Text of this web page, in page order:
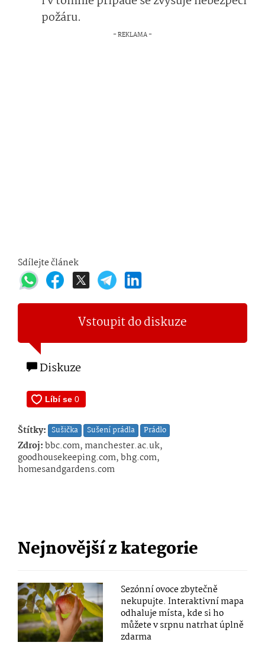
požáru.
Sdílejte článek
Vstoupit do diskuze
Diskuze
Štítky: Sušička Sušení prádla Prádlo
Zdroj:bbc.com, manchester.ac.uk,
goodhousekeeping.com, bhg.com,
homesandgardens.com
Nejnovější z kategorie
Sezónní ovoce zbytečně
nekupujte. Interaktivní mapa
odhaluje místa, kde si ho
můžete v srpnu natrhat úplně
zdarma